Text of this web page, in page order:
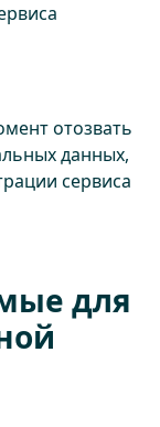
отозвать
данных,
сервиса
для